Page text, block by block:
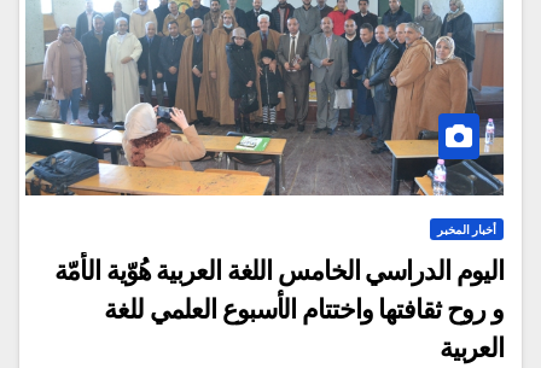
أخبار المخبر
اليوم الدراسي الخامس اللغة العربية هُوّية الأمّة
و روح ثقافتها واختتام الأسبوع العلمي للغة
العربية